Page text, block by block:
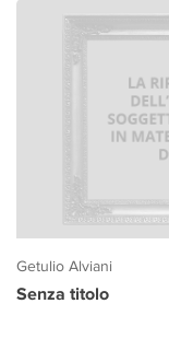
Getulio Alviani
Senza titolo